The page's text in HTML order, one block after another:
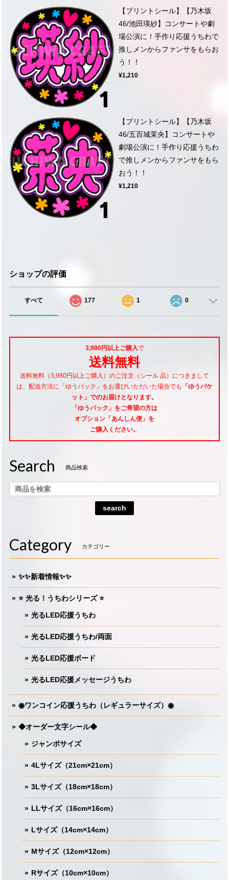
【プリントシール】【乃木坂
46/池田瑛紗】コンサートや劇
場公演に！手作り応援うちわで
推しメンからファンサをもらお
う！！
¥1,210
【プリントシール】【乃木坂
46/五百城茉央】コンサートや
劇場公演に！手作り応援うちわ
で推しメンからファンサをもら
おう！！
¥1,210
ショップの評価
すべて 177 1 0
3,980円以上ご購入で
送料無料
送料無料（3,980円以上ご購入）のご注文（シール 品）につきまして
は、配送方法に「ゆうパック」をお選びいただいた場合でも
「ゆうパケ
ット」でのお届けとなります。
「ゆうパック」をご希望の方は
オプション「あんしん便」 を
ご購入ください。
Search 商品検索
search
Category カテゴリー
✨✨新着情報✨✨
⭐️ 光る！うちわシリーズ ⭐️
光るLED応援うちわ
光るLED応援うちわ/両面
光るLED応援ボード
光るLED応援メッセージうちわ
◉ワンコイン応援うちわ（レギュラーサイズ）◉
◆オーダー文字シール◆
ジャンボサイズ
4Lサイズ（21cm×21cm）
3Lサイズ（18cm×18cm）
LLサイズ（16cm×16cm）
Lサイズ（14cm×14cm）
Mサイズ（12cm×12cm）
Rサイズ（10cm×10cm）